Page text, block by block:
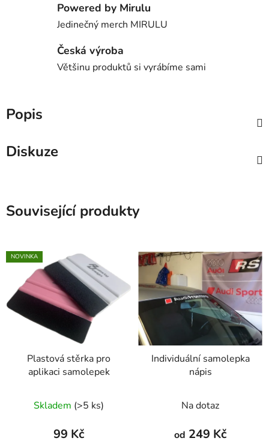
Powered by Mirulu
Jedinečný merch MIRULU
Česká výroba
Většinu produktů si vyrábíme sami
Popis
Diskuze
Související produkty
NOVINKA
Plastová stěrka pro
aplikaci samolepek
Skladem (>5 ks)
99 Kč
Individuální samolepka
nápis
Na dotaz
od 249 Kč